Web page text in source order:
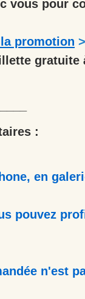
vous pour
promotion >
gratuite
:
en
pouvez
n'est